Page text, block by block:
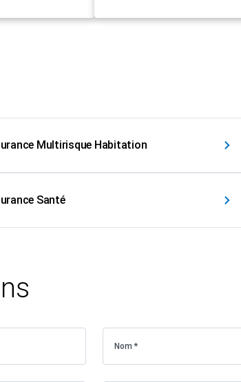
Multirisque Habitation
Santé